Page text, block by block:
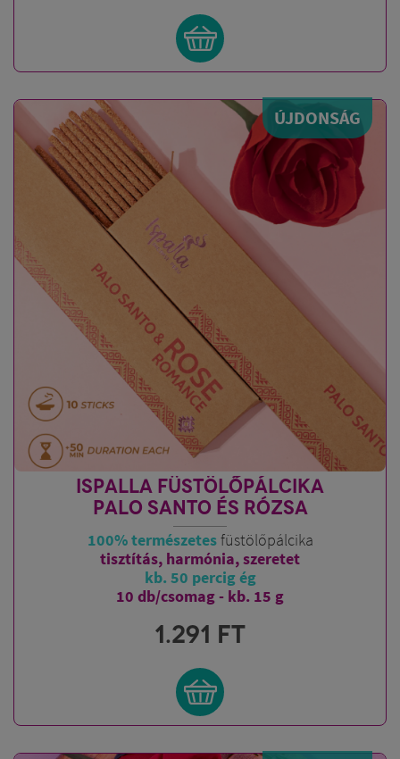
ÚJDONSÁG
ISPALLA FÜSTÖLŐPÁLCIKA
PALO SANTO ÉS RÓZSA
100% természetesfüstölőpálcika
tisztítás, harmónia, szeretet
kb. 50 percig ég
10 db/csomag - kb. 15 g
1.291 FT